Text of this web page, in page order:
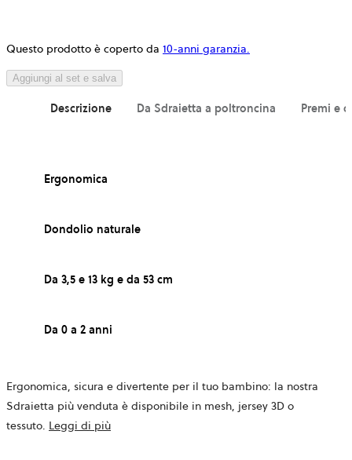
Questo prodotto è coperto da 10-anni garanzia.
Aggiungi al set e salva
Descrizione Da Sdraietta a poltroncina Premi e
Ergonomica
Dondolio naturale
Da 3,5 e 13 kg e da 53 cm
Da 0 a 2 anni
Ergonomica, sicura e divertente per il tuo bambino: la nostra
Sdraietta più venduta è disponibile in mesh, jersey 3D o
tessuto. Leggi di più